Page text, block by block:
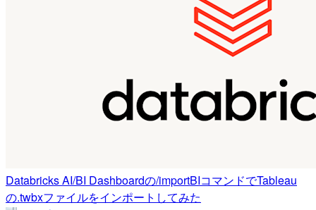
Databricks AI/BI Dashboardの/importBIコマンドでTableau
の.twbxファイルをインポートしてみた